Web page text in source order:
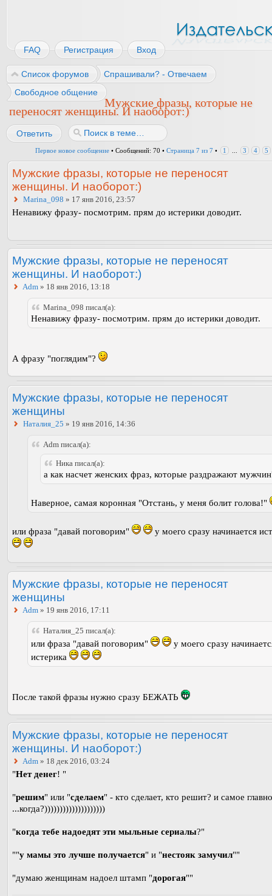
FAQ Регистрация Вход
Список форумов
Спрашивали? - Отвечаем
Свободное общение
Мужские фразы, которые не
переносят женщины. И наоборот:)
Ответить
Первое новое сообщение • Сообщений: 70 • Страница 7 из 7 • 1 3 4 5
Мужские фразы, которые не переносят
женщины. И наоборот:)
Marina_098 » 17 янв 2016, 23:57
Ненавижу фразу- посмотрим. прям до истерики доводит.
Мужские фразы, которые не переносят
женщины. И наоборот:)
Adm » 18 янв 2016, 13:18
Marina_098 писал(а):
Ненавижу фразу- посмотрим. прям до истерики доводит.
А фразу "поглядим"?
Мужские фразы, которые не переносят
женщины
Наталия_25 » 19 янв 2016, 14:36
Adm писал(а):
Ника писал(а):
а как насчет женских фраз, которые раздражают
Наверное, самая коронная "Отстань, у меня болит голова!"
или фраза "давай поговорим" у моего сразу начинается
Мужские фразы, которые не переносят
женщины
Adm » 19 янв 2016, 17:11
Наталия_25 писал(а):
или фраза "давай поговорим"
у моего сразу
истерика
После такой фразы нужно сразу БЕЖАТЬ
Мужские фразы, которые не переносят
женщины. И наоборот:)
Adm » 18 дек 2016, 03:24
"Нет денег! "
"решим" или "сделаем" - кто сделает, кто решит? и самое
...когда?))))))))))))))))))))
"когда тебе надоедят эти мыльные сериалы?"
""у мамы это лучше получается" и "нестояк замучил""
"думаю женщинам надоел штамп "дорогая""